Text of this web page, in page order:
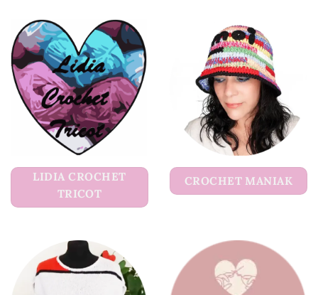
LIDIA CROCHET
TRICOT
CROCHET MANIAK